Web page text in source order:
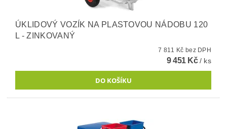
ÚKLIDOVÝ VOZÍK NA PLASTOVOU NÁDOBU 120
L - ZINKOVANÝ
7 811 Kč bez DPH
9 451 Kč/ ks